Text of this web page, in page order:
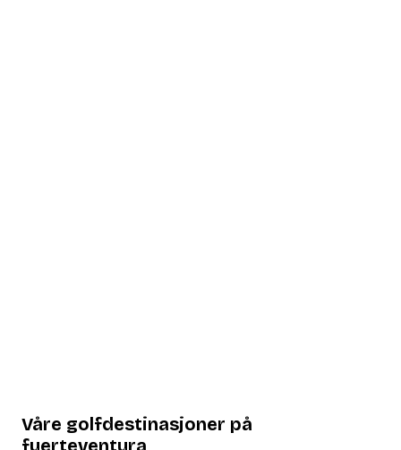
Våre golfdestinasjoner på